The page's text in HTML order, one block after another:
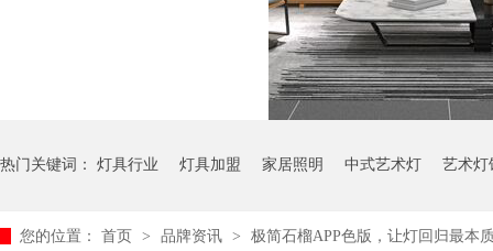
热门关键词： 灯具行业 灯具加盟 家居照明 中式艺术灯 艺术灯
您的位置： 首页 > 品牌资讯 > 极简石榴APP色版，让灯回归最本